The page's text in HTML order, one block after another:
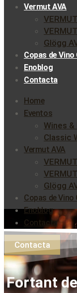
Vermut AVA
Glögg
Copas de Vino
Enoblog
Contacta
Home
Eventos
Wines
Classic
Vermut AVA
Glögg
Copas de Vino
Enoblog
Contacta
Contacta
Fortant